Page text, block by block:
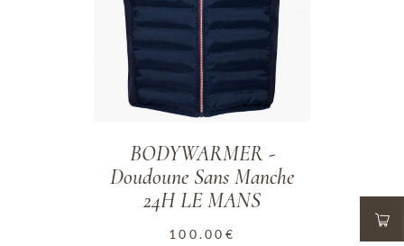
BODYWARMER -
Doudoune Sans Manche
24H LE MANS
100.00 €